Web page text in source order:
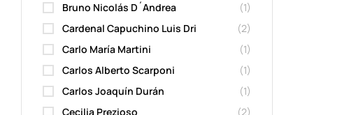
Bruno Nicolás D´Andrea
(1)
Cardenal Capuchino Luis Dri
(2)
Carlo María Martini
(1)
Carlos Alberto Scarponi
(1)
Carlos Joaquín Durán
(1)
Cecilia Prezioso
(2)